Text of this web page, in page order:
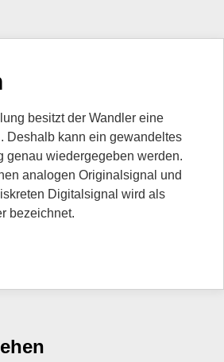
besitzt der Wandler eine
Deshalb kann ein gewandeltes
genau wiedergegeben werden.
analogen Originalsignal und
Digitalsignal wird als
bezeichnet.